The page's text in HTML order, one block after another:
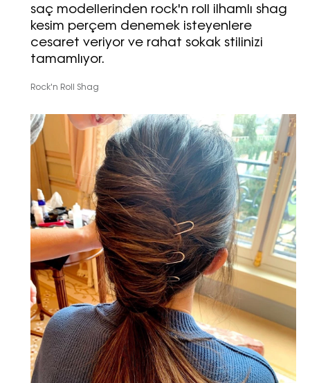
saç modellerinden rock'n roll ilhamlı shag
kesim perçem denemek isteyenlere
cesaret veriyor ve rahat sokak stilinizi
tamamlıyor.
Rock'n Roll Shag